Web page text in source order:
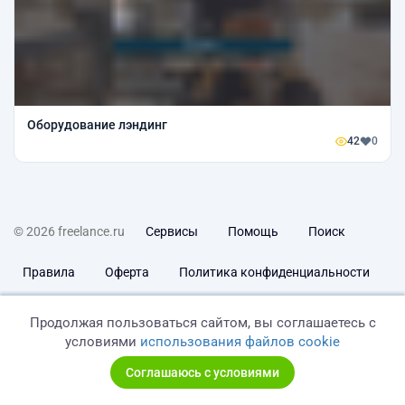
Оборудование лэндинг
42 0
© 2026 freelance.ru Сервисы Помощь Поиск
Правила Оферта Политика конфиденциальности
Продолжая пользоваться сайтом, вы соглашаетесь с
условиями использования файлов cookie
Соглашаюсь с условиями